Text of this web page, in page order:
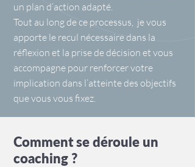
un plan d’action adapté.
Tout au long de ce processus, je vous
apporte le recul nécessaire dans la
réflexion et la prise de décision et vous
accompagne pour renforcer votre
implication dans l’atteinte des objectifs
que vous vous fixez.
Comment se déroule un
coaching ?